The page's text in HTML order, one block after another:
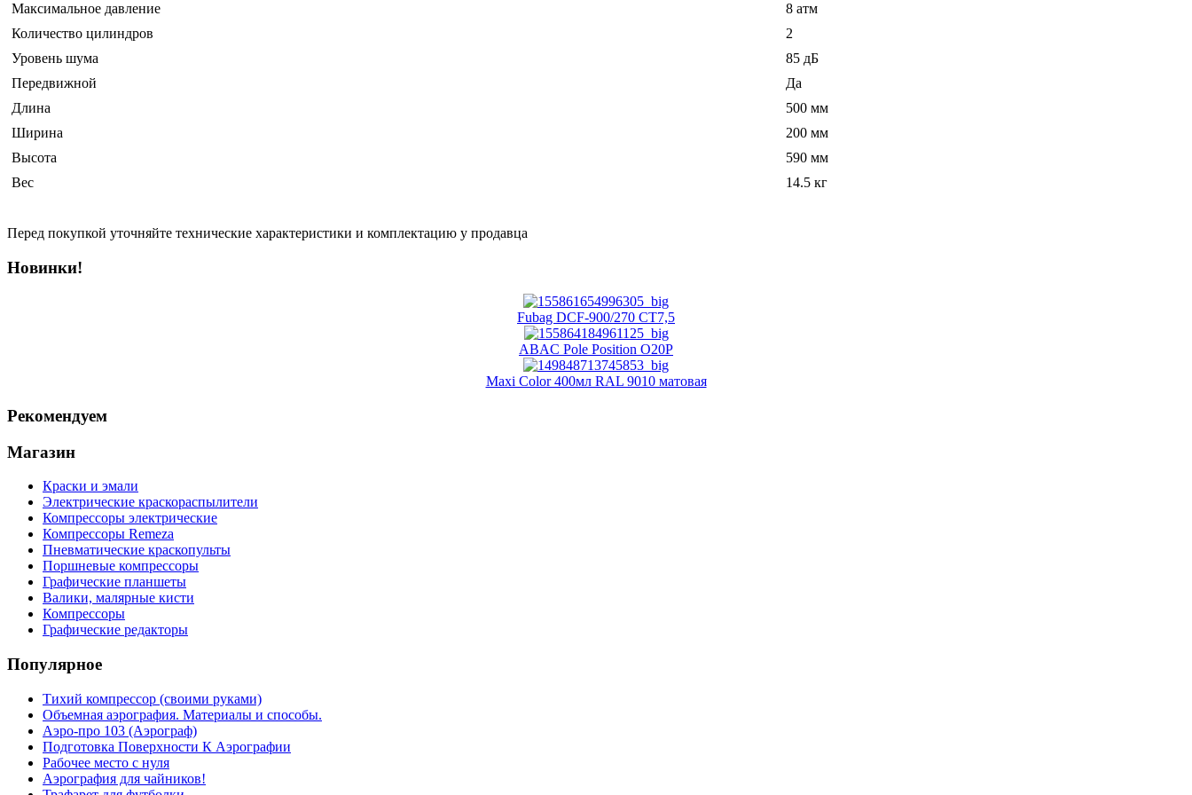
Максимальное давление
8 атм
Количество цилиндров
2
Уровень шума
85 дБ
Передвижной
Да
Длина
500 мм
Ширина
200 мм
Высота
590 мм
Вес
14.5 кг
Перед покупкой уточняйте технические характеристики и комплектацию у продавца
Новинки!
Fubag DCF-900/270 CT7,5
ABAC Pole Position O20P
Maxi Color 400мл RAL 9010 матовая
Рекомендуем
Магазин
Краски и эмали
Электрические краскораспылители
Компрессоры электрические
Компрессоры Remeza
Пневматические краскопульты
Поршневые компрессоры
Графические планшеты
Валики, малярные кисти
Компрессоры
Графические редакторы
Популярное
Тихий компрессор (своими руками)
Объемная аэрография. Материалы и способы.
Аэро-про 103 (Аэрограф)
Подготовка Поверхности К Аэрографии
Рабочее место с нуля
Аэрография для чайников!